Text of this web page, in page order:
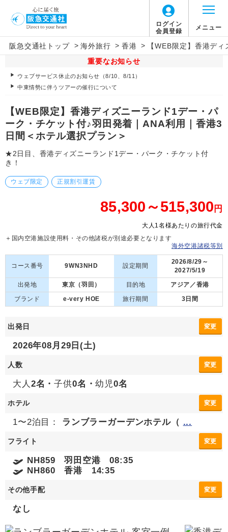
ログイン
会員登録
メニュー
阪急交通社トップ > 海外旅行 > 香港 >
【WEB限定】香港デ
重要なお知らせ
ウェブサービス休止のお知らせ（8/10、8/11）
中東情勢に伴うツアーの催行について
【WEB限定】香港ディズニーランド1デー・パ
ーク・チケット付♪羽田発着｜ANA利用｜香港3
日間＜ホテル選択プラン＞
★2日目、香港ディズニーランド1デー・パーク・チケット付
き！
ウェブ限定 正規割引運賃
85,300～515,300 円
大人1名様あたりの旅行代金
＋国内空港施設使用料・その他諸税が別途必要となります
海外空港諸税等別
コース番号 9WN3NHD 設定期間
2026/8/29～
2027/5/19
出発地
東京（羽田） 目的地
アジア／香港
ブランド
e-very HOE 旅行期間 3日間
出発日 変更
2026年08月29日(土)
人数 変更
大人 2名・子供0名・幼児0名
ホテル 変更
1〜2泊目： ランブラーガーデンホテル（ ...
フライト 変更
NH859 羽田空港 08:35
NH860 香港 14:35
その他手配 変更
なし